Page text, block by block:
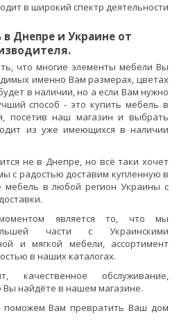
в широкий спектр деятельности
Днепре и Украине от
что многие элементы мебели Вы
именно Вам размерах, цветах
в наличии, но а если Вам нужно
способ - это купить мебель в
посетив наш магазин и выбрать
из уже имеющихся в наличии
не в Днепре, но всё таки хочет
с радостью доставим купленную в
мебель в любой регион Украины с
является то, что мы
части с Украинскими
и мягкой мебели, ассортимент
в наших каталогах.
качественное обслуживание,
найдёте в нашем магазине.
Вам превратить Ваш дом